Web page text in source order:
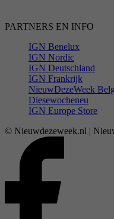
PARTNERS EN INFO
IGN Benelux
IGN Nordic
IGN Deutschland
IGN Frankrijk
NieuwDezeWeek
Diesewocheneu
IGN Europe Store
© Nieuwdezeweek.nl |